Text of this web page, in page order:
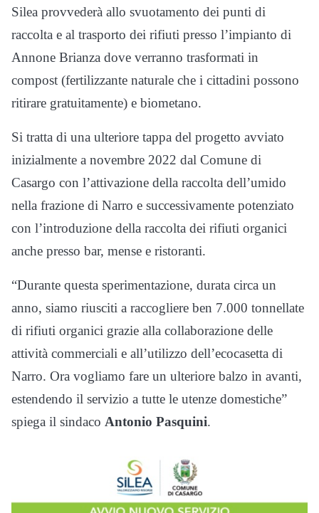
Silea provvederà allo svuotamento dei punti di
raccolta e al trasporto dei rifiuti presso l’impianto di
Annone Brianza dove verranno trasformati in
compost (fertilizzante naturale che i cittadini possono
ritirare gratuitamente) e biometano.
Si tratta di una ulteriore tappa del progetto avviato
inizialmente a novembre 2022 dal Comune di
Casargo con l’attivazione della raccolta dell’umido
nella frazione di Narro e successivamente potenziato
con l’introduzione della raccolta dei rifiuti organici
anche presso bar, mense e ristoranti.
“Durante questa sperimentazione, durata circa un
anno, siamo riusciti a raccogliere ben 7.000 tonnellate
di rifiuti organici grazie alla collaborazione delle
attività commerciali e all’utilizzo dell’ecocasetta di
Narro. Ora vogliamo fare un ulteriore balzo in avanti,
estendendo il servizio a tutte le utenze domestiche”
spiega il sindaco Antonio Pasquini.